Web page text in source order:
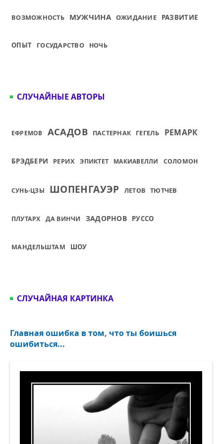
ВОЗМОЖНОСТЬ МУЖЧИНА ОЖИДАНИЕ РАЗВИТИЕ
ОПЫТ ГОСУДАРСТВО НОЧЬ
СЛУЧАЙНЫЕ АВТОРЫ
ЕФРЕМОВ АСАДОВ ПАСТЕРНАК ГЕГЕЛЬ РЕМАРК
БРЭДБЕРИ РЕРИХ ЭПИКТЕТ МАКИАВЕЛЛИ СОЛОМОН
СУНЬ-ЦЗЫ ШОПЕНГАУЭР ЛЕТОВ ТЮТЧЕВ
ПЛУТАРХ ДА ВИНЧИ ЗАДОРНОВ РУССО
МАНДЕЛЬШТАМ ШОУ
СЛУЧАЙНАЯ КАРТИНКА
Главная ошибка в том, что ты боишься
ошибиться...